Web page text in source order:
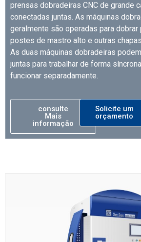
prensas dobradeiras CNC de grande
conectadas juntas. As máquinas
geralmente são operadas para
postes de mastro alto e outras
As duas máquinas dobradeiras
juntas para trabalhar de forma
funcionar separadamente.
consulte
Mais
informação
Solicite um
orçamento